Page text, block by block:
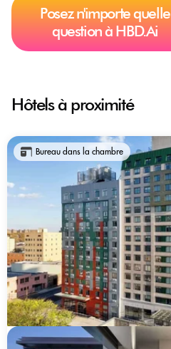
Posez n'importe quelle
question à HBD.Ai
Hôtels à proximité
Bureau dans la chambre